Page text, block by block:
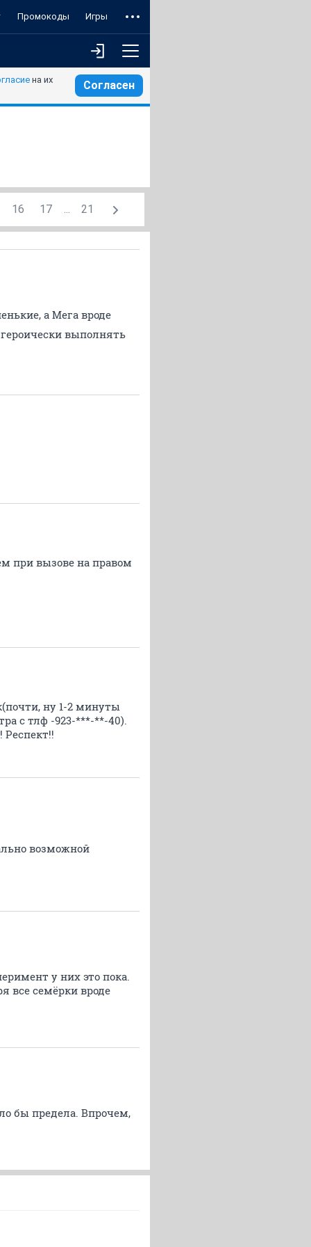
Промокоды Игры
на их
Согласен
16 17 ... 21
а Мега вроде
выполнять
при вызове на правом
ну 1-2 минуты
с тлф -923-***-**-40).
возможной
у них это пока.
все семёрки вроде
бы предела. Впрочем,